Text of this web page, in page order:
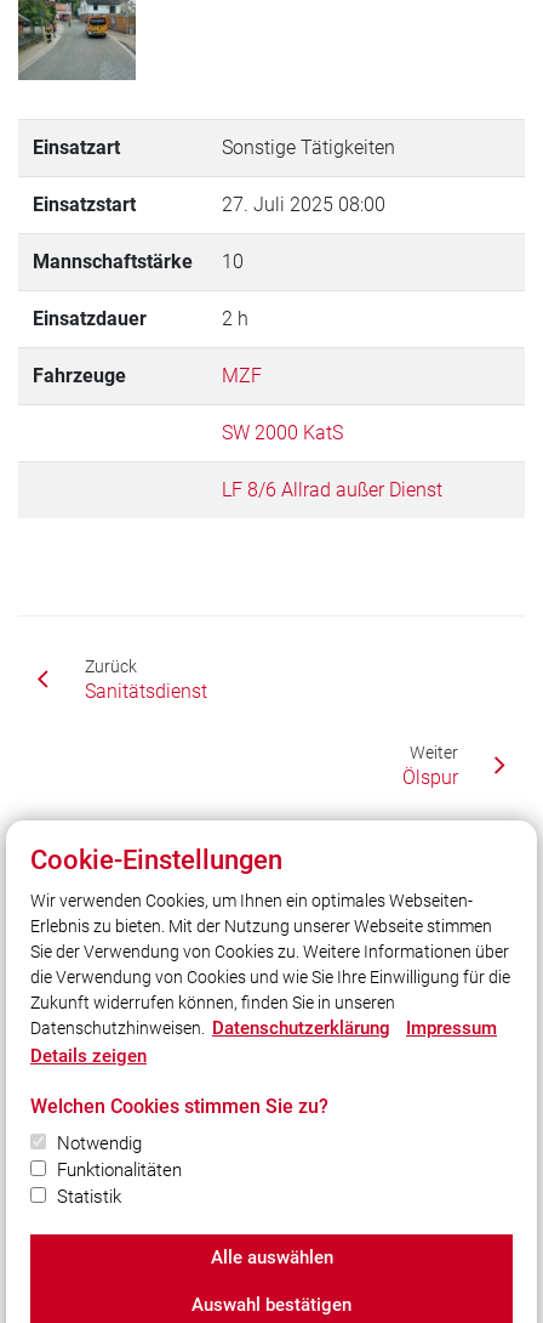
Einsatzart Sonstige Tätigkeiten
Einsatzstart 27. Juli 2025 08:00
Mannschaftstärke 10
Einsatzdauer 2 h
Fahrzeuge MZF
SW 2000 KatS
LF 8/6 Allrad außer Dienst
Zurück
Sanitätsdienst
Weiter
Ölspur
2 Ortschaften
1 Ehrenamt
1 Team
Social Media
Bleiben Sie mit uns in Kontakt und vernetzen Sie sich
mit uns!
© 2026 FEUERWEHR Feldkahl-Rottenberg
Datenschutz|Cookie-Einstellungen
Cookie-Einstellungen
Wir verwenden Cookies, um Ihnen ein optimales Webseiten-
Erlebnis zu bieten. Mit der Nutzung unserer Webseite stimmen
Sie der Verwendung von Cookies zu. Weitere Informationen über
die Verwendung von Cookies und wie Sie Ihre Einwilligung für die
Zukunft widerrufen können, finden Sie in unseren
Datenschutzhinweisen. Datenschutzerklärung
Impressum
Details zeigen
Welchen Cookies stimmen Sie zu?
Notwendig
Funktionalitäten
Statistik
Alle auswählen
Auswahl bestätigen